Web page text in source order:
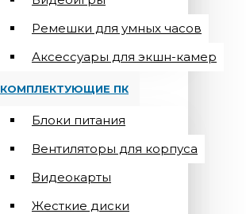
Ремешки для умных часов
Аксессуары для экшн-камер
КОМПЛЕКТУЮЩИЕ ПК
Блоки питания
Вентиляторы для корпуса
Видеокарты
Жесткие диски